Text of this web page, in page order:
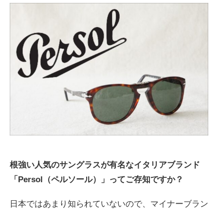
根強い人気のサングラスが有名なイタリアブランド
「 Persol（ペルソール）」ってご存知ですか？
日本ではあまり知られていないので、マイナーブラン